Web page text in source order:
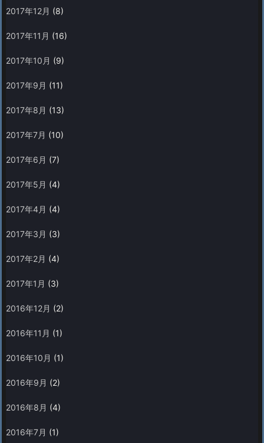
2017年12月 (8)
2017年11月 (16)
2017年10月 (9)
2017年9月 (11)
2017年8月 (13)
2017年7月 (10)
2017年6月 (7)
2017年5月 (4)
2017年4月 (4)
2017年3月 (3)
2017年2月 (4)
2017年1月 (3)
2016年12月 (2)
2016年11月 (1)
2016年10月 (1)
2016年9月 (2)
2016年8月 (4)
2016年7月 (1)